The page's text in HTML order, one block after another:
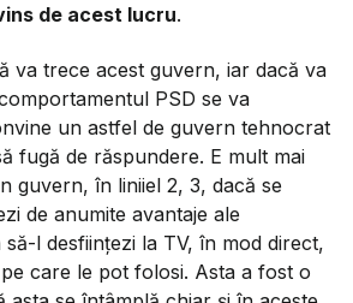
de acest lucru.
va trece acest guvern, iar dacă va
PSD se va
un astfel de guvern tehnocrat
fugă de răspundere. E mult mai
guvern, în liniiel 2, 3, dacă se
de anumite avantaje ale
l desființezi la TV, în mod direct,
care le pot folosi. Asta a fost o